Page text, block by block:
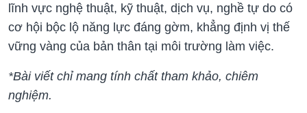
lĩnh vực nghệ thuật, kỹ thuật, dịch vụ, nghề tự do có
cơ hội bộc lộ năng lực đáng gờm, khẳng định vị thế
vững vàng của bản thân tại môi trường làm việc.
*Bài viết chỉ mang tính chất tham khảo, chiêm
nghiệm.